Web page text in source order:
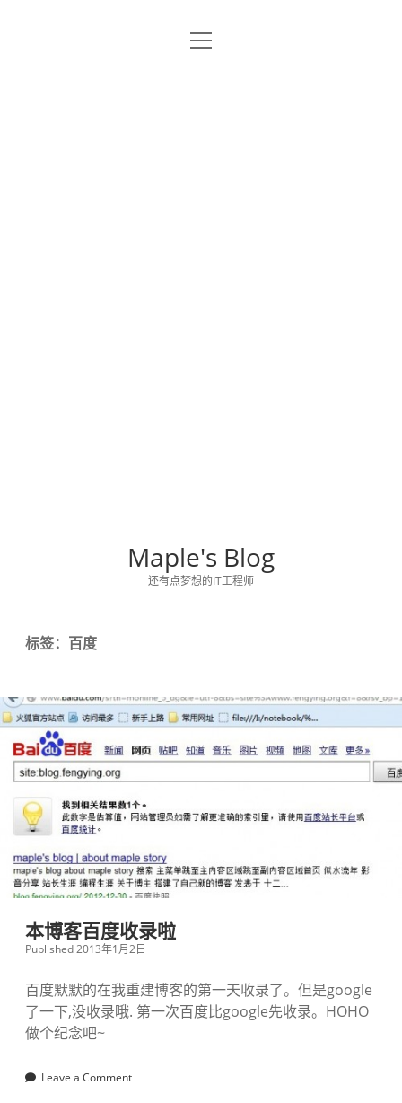
关于博主
o
Maple's Blog
还有点梦想的IT工程师
标签：百度
本博客百度收录啦
Published 2013年1月2日
百度默默的在我重建博客的第一天收录了。但是google
了一下,没收录哦. 第一次百度比google先收录。HOHO
做个纪念吧~
Leave a Comment